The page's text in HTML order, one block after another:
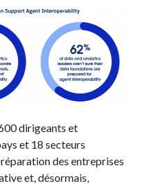
dirigeants et
et 18 secteurs
des entreprises
et, désormais,